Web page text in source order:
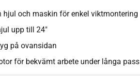
hjul och maskin för enkel viktmontering
upp till 24"
på ovansidan
för bekvämt arbete under långa pass